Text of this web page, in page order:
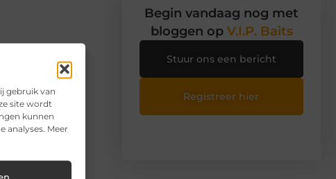
gebruik van
site wordt
kunnen
analyses. Meer
Begin vandaag nog met
bloggen op V.I.P. Baits
Stuur ons een bericht
Registreer hier